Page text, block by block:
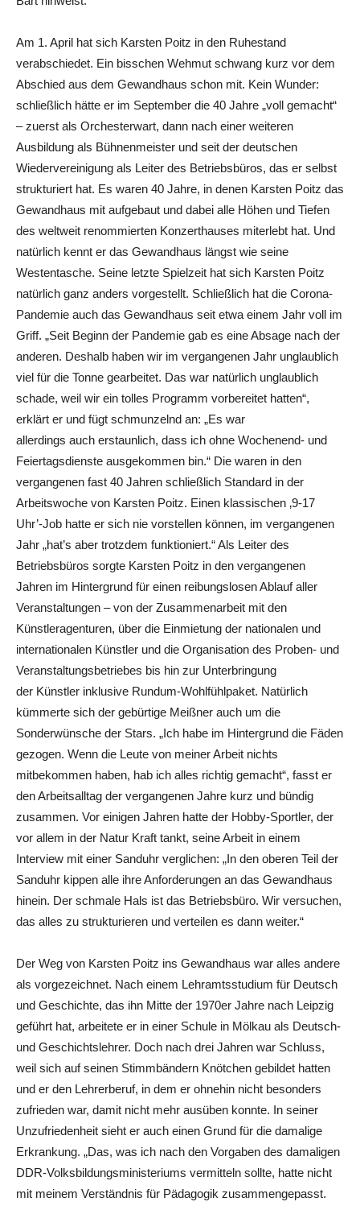
Am 1. April hat sich Karsten Poitz in den Ruhestand
verabschiedet. Ein bisschen Wehmut schwang kurz vor dem
Abschied aus dem Gewandhaus schon mit. Kein Wunder:
schließlich hätte er im September die 40 Jahre „voll gemacht“
– zuerst als Orchesterwart, dann nach einer weiteren
Ausbildung als Bühnenmeister und seit der deutschen
Wiedervereinigung als Leiter des Betriebsbüros, das er selbst
strukturiert hat. Es waren 40 Jahre, in denen Karsten Poitz das
Gewandhaus mit aufgebaut und dabei alle Höhen und Tiefen
des weltweit renommierten Konzerthauses miterlebt hat. Und
natürlich kennt er das Gewandhaus längst wie seine
Westentasche. Seine letzte Spielzeit hat sich Karsten Poitz
natürlich ganz anders vorgestellt. Schließlich hat die Corona-
Pandemie auch das Gewandhaus seit etwa einem Jahr voll im
Griff. „Seit Beginn der Pandemie gab es eine Absage nach der
anderen. Deshalb haben wir im vergangenen Jahr unglaublich
viel für die Tonne gearbeitet. Das war natürlich unglaublich
schade, weil wir ein tolles Programm vorbereitet hatten“,
erklärt er und fügt schmunzelnd an: „Es war
allerdings auch erstaunlich, dass ich ohne Wochenend- und
Feiertagsdienste ausgekommen bin.“ Die waren in den
vergangenen fast 40 Jahren schließlich Standard in der
Arbeitswoche von Karsten Poitz. Einen klassischen ‚9-17
Uhr’-Job hatte er sich nie vorstellen können, im vergangenen
Jahr „hat’s aber trotzdem funktioniert.“ Als Leiter des
Betriebsbüros sorgte Karsten Poitz in den vergangenen
Jahren im Hintergrund für einen reibungslosen Ablauf aller
Veranstaltungen – von der Zusammenarbeit mit den
Künstleragenturen, über die Einmietung der nationalen und
internationalen Künstler und die Organisation des Proben- und
Veranstaltungsbetriebes bis hin zur Unterbringung
der Künstler inklusive Rundum-Wohlfühlpaket. Natürlich
kümmerte sich der gebürtige Meißner auch um die
Sonderwünsche der Stars. „Ich habe im Hintergrund die Fäden
gezogen. Wenn die Leute von meiner Arbeit nichts
mitbekommen haben, hab ich alles richtig gemacht“, fasst er
den Arbeitsalltag der vergangenen Jahre kurz und bündig
zusammen. Vor einigen Jahren hatte der Hobby-Sportler, der
vor allem in der Natur Kraft tankt, seine Arbeit in einem
Interview mit einer Sanduhr verglichen: „In den oberen Teil der
Sanduhr kippen alle ihre Anforderungen an das Gewandhaus
hinein. Der schmale Hals ist das Betriebsbüro. Wir versuchen,
das alles zu strukturieren und verteilen es dann weiter.“
Der Weg von Karsten Poitz ins Gewandhaus war alles andere
als vorgezeichnet. Nach einem Lehramtsstudium für Deutsch
und Geschichte, das ihn Mitte der 1970er Jahre nach Leipzig
geführt hat, arbeitete er in einer Schule in Mölkau als Deutsch-
und Geschichtslehrer. Doch nach drei Jahren war Schluss,
weil sich auf seinen Stimmbändern Knötchen gebildet hatten
und er den Lehrerberuf, in dem er ohnehin nicht besonders
zufrieden war, damit nicht mehr ausüben konnte. In seiner
Unzufriedenheit sieht er auch einen Grund für die damalige
Erkrankung. „Das, was ich nach den Vorgaben des damaligen
DDR-Volksbildungsministeriums vermitteln sollte, hatte nicht
mit meinem Verständnis für Pädagogik zusammengepasst.